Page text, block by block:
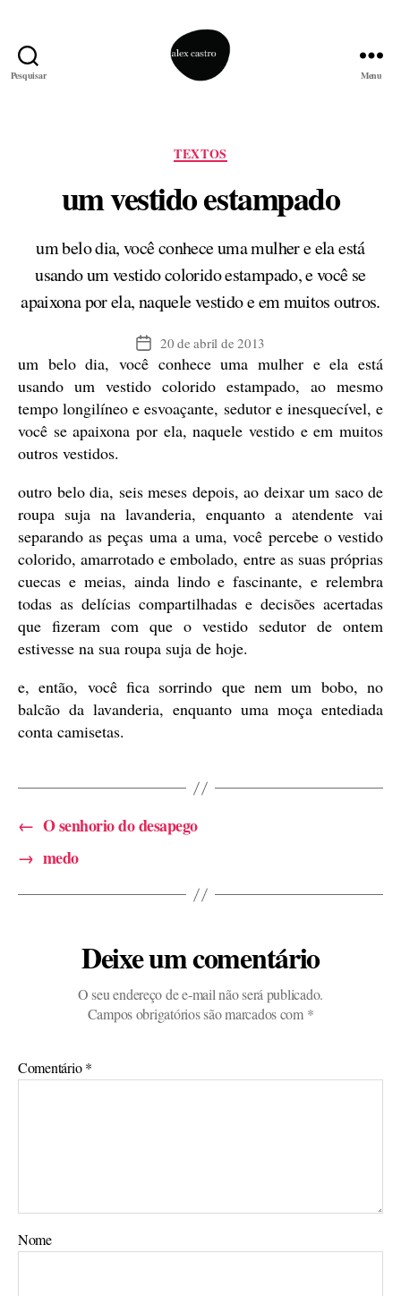
Pesquisar Menu
Categorias
TEXTOS
um vestido estampado
um belo dia, você conhece uma mulher e ela está
usando um vestido colorido estampado, e você se
apaixona por ela, naquele vestido e em muitos outros.
Data
de
publicação
20 de abril de 2013
um belo dia, você conhece uma mulher e ela está
usando um vestido colorido estampado, ao mesmo
tempo longilíneo e esvoaçante, sedutor e inesquecível, e
você se apaixona por ela, naquele vestido e em muitos
outros vestidos.
outro belo dia, seis meses depois, ao deixar um saco de
roupa suja na lavanderia, enquanto a atendente vai
separando as peças uma a uma, você percebe o vestido
colorido, amarrotado e embolado, entre as suas próprias
cuecas e meias, ainda lindo e fascinante, e relembra
todas as delícias compartilhadas e decisões acertadas
que fizeram com que o vestido sedutor de ontem
estivesse na sua roupa suja de hoje.
e, então, você fica sorrindo que nem um bobo, no
balcão da lavanderia, enquanto uma moça entediada
conta camisetas.
← O senhorio do desapego
→ medo
Deixe um comentário
O seu endereço de e-mail não será publicado.
Campos obrigatórios são marcados com *
Comentário*
Nome